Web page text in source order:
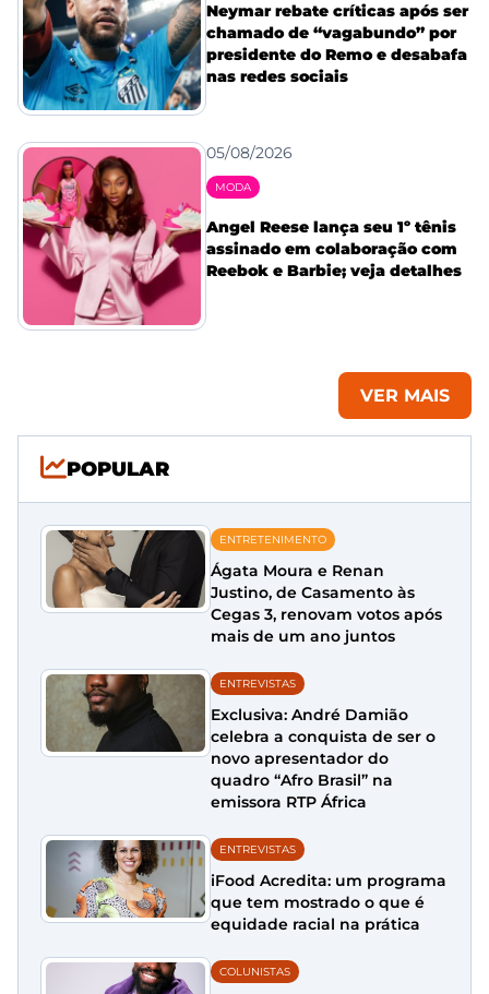
Neymar rebate críticas após ser
chamado de “vagabundo” por
presidente do Remo e desabafa
nas redes sociais
05/08/2026
MODA
Angel Reese lança seu 1º tênis
assinado em colaboração com
Reebok e Barbie; veja detalhes
VER MAIS
POPULAR
ENTRETENIMENTO
Ágata Moura e Renan
Justino, de Casamento às
Cegas 3, renovam votos após
mais de um ano juntos
ENTREVISTAS
Exclusiva: André Damião
celebra a conquista de ser o
novo apresentador do
quadro “Afro Brasil” na
emissora RTP África
ENTREVISTAS
iFood Acredita: um programa
que tem mostrado o que é
equidade racial na prática
COLUNISTAS